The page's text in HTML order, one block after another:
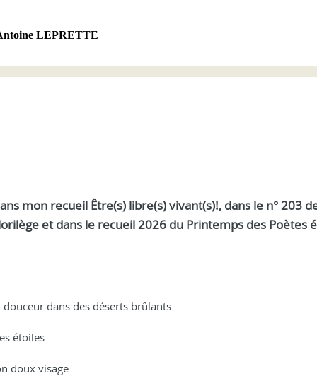
LEPRETTE
mon recueil Être(s) libre(s) vivant(s)!, dans le n° 203
et dans le recueil 2026 du Printemps des Poètes
douceur dans des déserts brûlants
étoiles
doux visage